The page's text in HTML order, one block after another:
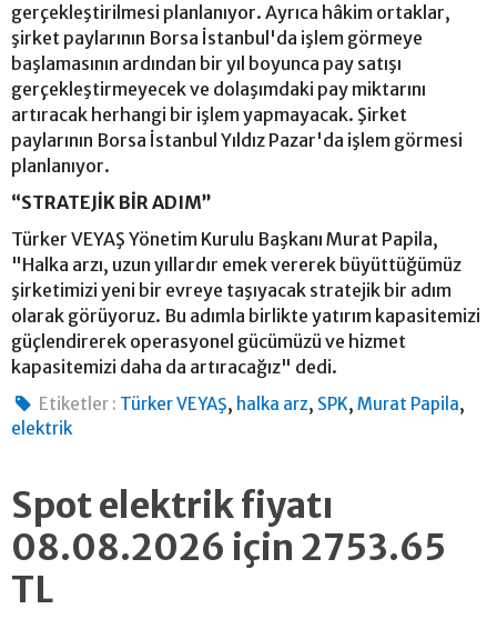
gerçekleştirilmesi planlanıyor. Ayrıca hâkim ortaklar,
şirket paylarının Borsa İstanbul'da işlem görmeye
başlamasının ardından bir yıl boyunca pay satışı
gerçekleştirmeyecek ve dolaşımdaki pay miktarını
artıracak herhangi bir işlem yapmayacak. Şirket
paylarının Borsa İstanbul Yıldız Pazar'da işlem görmesi
planlanıyor.
“STRATEJİK BİR ADIM”
Türker VEYAŞ Yönetim Kurulu Başkanı Murat Papila,
"Halka arzı, uzun yıllardır emek vererek büyüttüğümüz
şirketimizi yeni bir evreye taşıyacak stratejik bir adım
olarak görüyoruz. Bu adımla birlikte yatırım kapasitemizi
güçlendirerek operasyonel gücümüzü ve hizmet
kapasitemizi daha da artıracağız" dedi.
Etiketler : Türker VEYAŞ, halka arz, SPK,Murat Papila,
elektrik
Spot elektrik fiyatı
08.08.2026 için 2753.65
TL